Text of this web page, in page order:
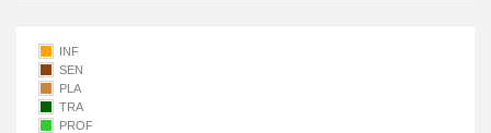
INF
SEN
PLA
TRA
PROF